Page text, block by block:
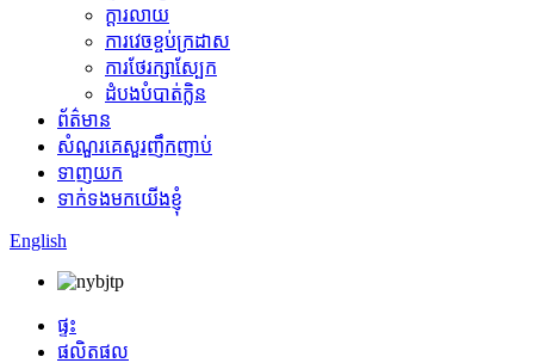
ក្ដារលាយ
ការវេចខ្ចប់ក្រដាស
ការថែរក្សាស្បែក
ដំបងបំបាត់ក្លិន
ព័ត៌មាន
សំណួរគេសួរញឹកញាប់
ទាញយក
ទាក់ទងមកយើងខ្ញុំ
English
ផ្ទះ
ផលិតផល